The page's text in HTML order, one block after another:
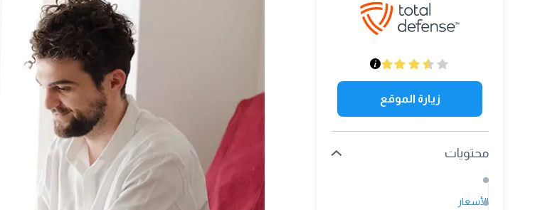
زيارة الموقع
محتويات
الأسعار